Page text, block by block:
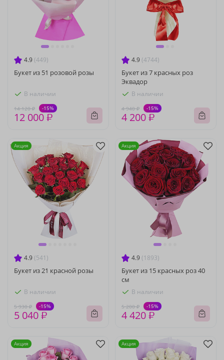
4.9 (449)
Букет из 51 розовой розы
В наличии
14 120 ₽ -15%
12 000 ₽
4.9 (4744)
Букет из 7 красных роз
Эквадор
В наличии
4 940 ₽ -15%
4 200 ₽
4.9 (541)
Букет из 21 красной розы
В наличии
5 930 ₽ -15%
5 040 ₽
Акция
4.9 (1893)
Букет из 15 красных роз 40
см
В наличии
5 200 ₽ -15%
4 420 ₽
Акция
Акция Акция